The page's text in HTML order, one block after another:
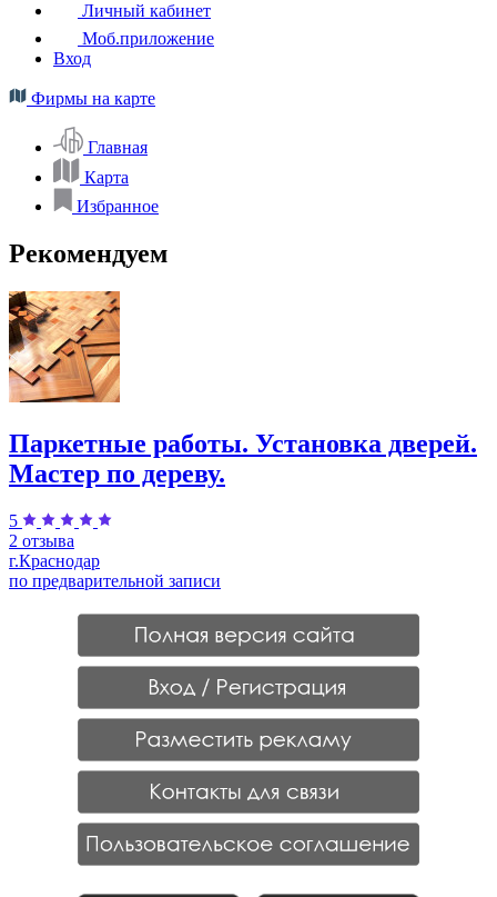
Личный кабинет
Моб.приложение
Вход
Фирмы на карте
Главная
Карта
Избранное
Рекомендуем
Паркетные работы. Установка дверей.
Мастер по дереву.
5
2 отзыва
г.Краснодар
по предварительной записи